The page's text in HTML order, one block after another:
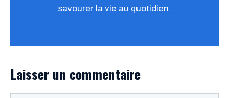
savourer la vie au quotidien.
Laisser un commentaire